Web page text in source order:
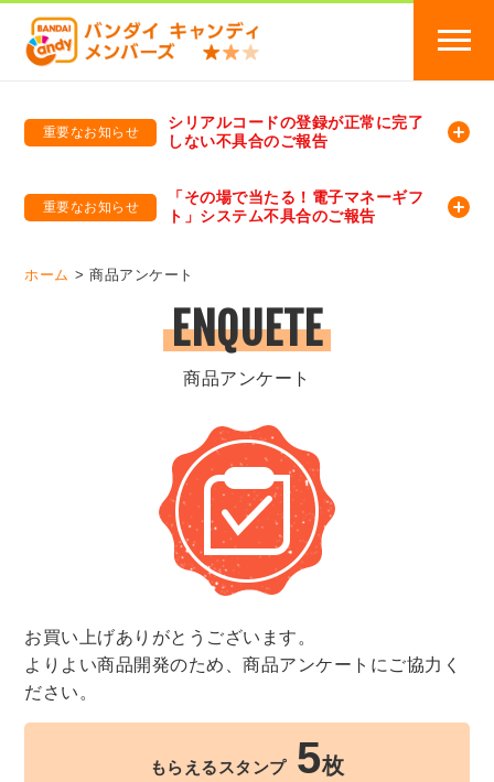
重要なお知らせ
シリアルコードの登録が正常に完了
しない不具合のご報告
重要なお知らせ
「その場で当たる！電子マネーギフ
ト」システム不具合のご報告
ホーム 商品アンケート
ENQUETE
商品アンケート
お買い上げありがとうございます。
よりよい商品開発のため、商品アンケートにご協力く
ださい。
もらえるスタンプ 5枚